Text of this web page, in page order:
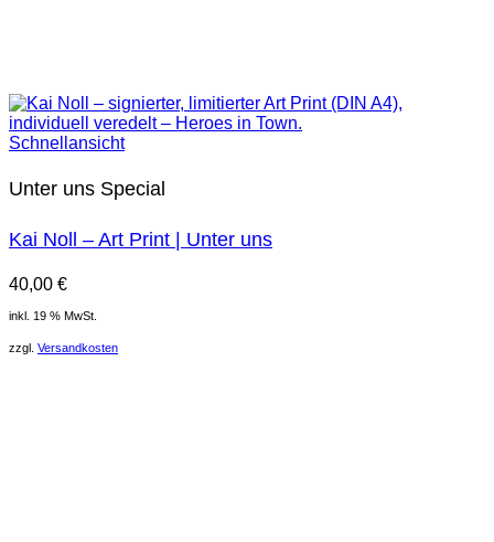
Schnellansicht
Unter uns Special
Kai Noll – Art Print | Unter uns
40,00 €
inkl. 19 % MwSt.
zzgl. Versandkosten